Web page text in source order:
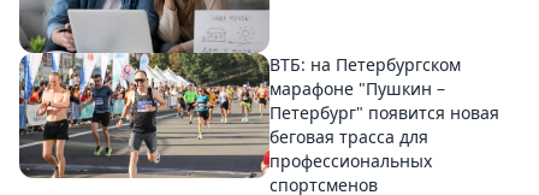
ВТБ: на Петербургском
марафоне "Пушкин –
Петербург" появится новая
беговая трасса для
профессиональных
спортсменов